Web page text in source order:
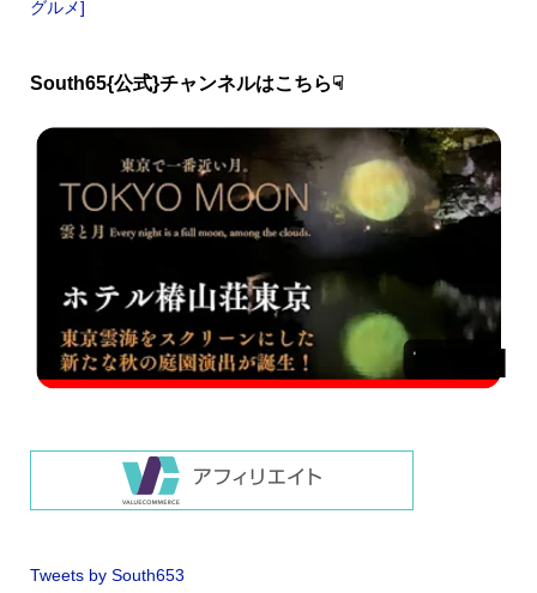
グルメ]
South65{公式}チャンネルはこちら☟
Tweets by South653